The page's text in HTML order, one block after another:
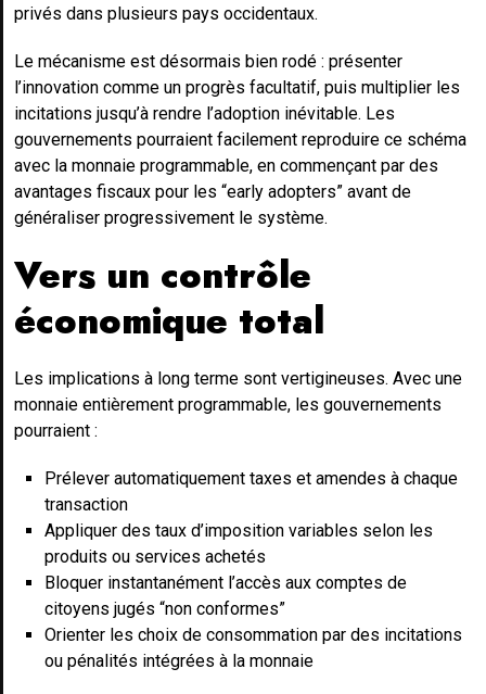
privés dans plusieurs pays occidentaux.
Le mécanisme est désormais bien rodé : présenter
l’innovation comme un progrès facultatif, puis multiplier les
incitations jusqu’à rendre l’adoption inévitable. Les
gouvernements pourraient facilement reproduire ce schéma
avec la monnaie programmable, en commençant par des
avantages fiscaux pour les “early adopters” avant de
généraliser progressivement le système.
Vers un contrôle
économique total
Les implications à long terme sont vertigineuses. Avec une
monnaie entièrement programmable, les gouvernements
pourraient :
Prélever automatiquement taxes et amendes à chaque
transaction
Appliquer des taux d’imposition variables selon les
produits ou services achetés
Bloquer instantanément l’accès aux comptes de
citoyens jugés “non conformes”
Orienter les choix de consommation par des incitations
ou pénalités intégrées à la monnaie